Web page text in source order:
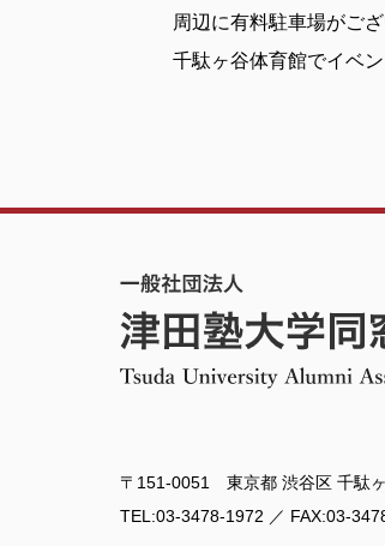
周辺に有料駐車場がご
千駄ヶ谷体育館でイベ
〒151-0051 東京都 渋谷区 千駄
TEL:03-3478-1972 ／ FAX:03-